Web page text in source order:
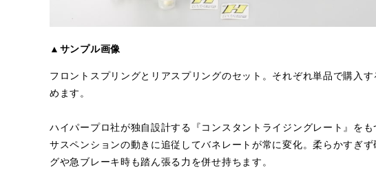
▲サンプル画像
フロントスプリングとリアスプリングのセット。それぞれ単品で購入
めます。
ハイパープロ社が独自設計する『コンスタントライジングレート』をも
サスペンションの動きに追従してバネレートが常に変化。柔らかすぎ
グや急ブレーキ時も踏ん張る力を併せ持ちます。